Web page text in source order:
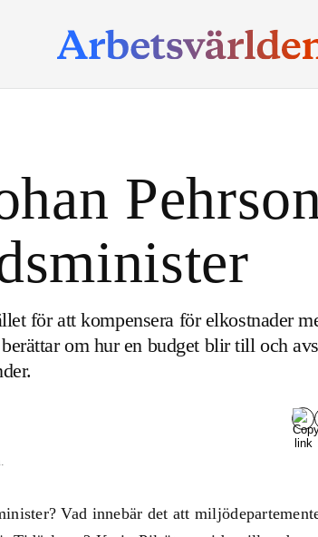
för att kompensera för elkostnader
om hur en budget blir till och
Vad innebär det att